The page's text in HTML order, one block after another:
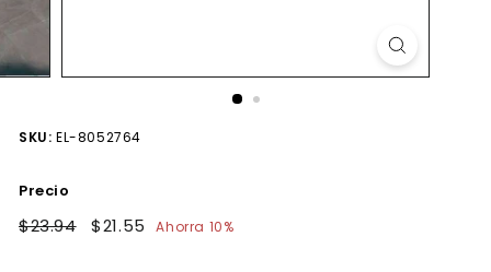
SKU: EL-8052764
Precio
Precio
$23.94$23.94
Precio
$21.55 $21.55
Ahorra 10%